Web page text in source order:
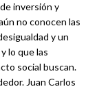
inversión y
no conocen las
y un
lo que las
social buscan.
Juan Carlos